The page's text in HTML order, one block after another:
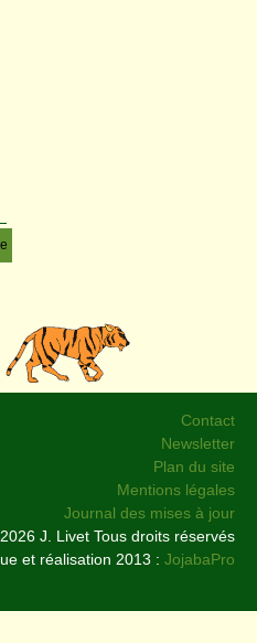
Contact
Newsletter
Plan du site
Mentions légales
Journal des mises à jour
J. Livet Tous droits réservés
et réalisation 2013 : JojabaPro